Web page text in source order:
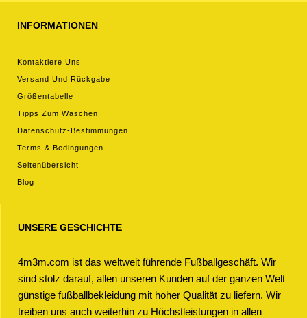
INFORMATIONEN
Kontaktiere Uns
Versand Und Rückgabe
Größentabelle
Tipps Zum Waschen
Datenschutz-Bestimmungen
Terms & Bedingungen
Seitenübersicht
Blog
UNSERE GESCHICHTE
4m3m.com ist das weltweit führende Fußballgeschäft. Wir
sind stolz darauf, allen unseren Kunden auf der ganzen Welt
günstige fußballbekleidung mit hoher Qualität zu liefern. Wir
treiben uns auch weiterhin zu Höchstleistungen in allen